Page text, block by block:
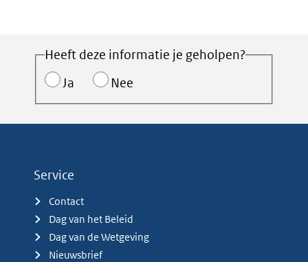
Heeft deze informatie je geholpen?
Ja
Nee
Service
Contact
Dag van het Beleid
Dag van de Wetgeving
Nieuwsbrief